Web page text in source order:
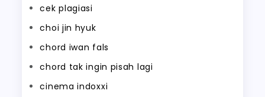
cek plagiasi
choi jin hyuk
chord iwan fals
chord tak ingin pisah lagi
cinema indoxxi